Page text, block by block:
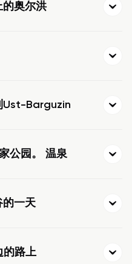
的奥尔洪
Ust-Barguzin
公园。 温泉
的一天
的路上